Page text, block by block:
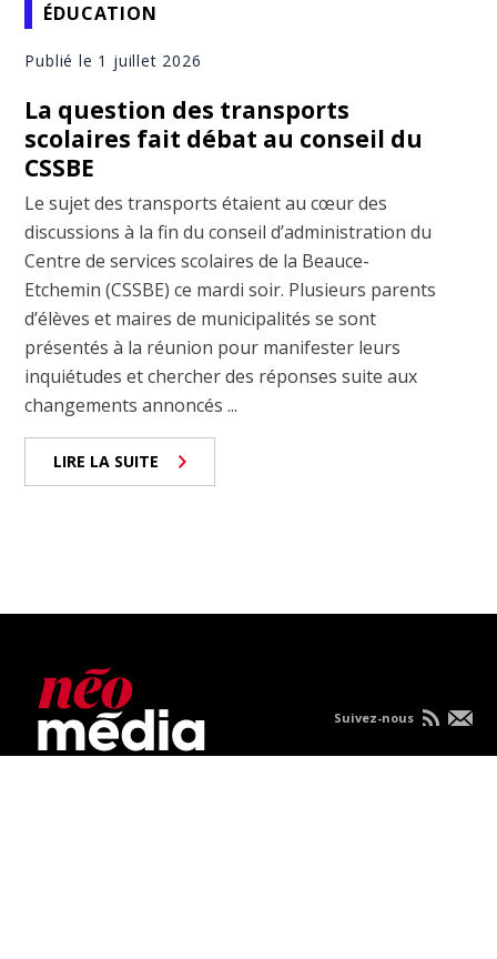
ÉDUCATION
Publié le 1 juillet 2026
La question des transports
scolaires fait débat au conseil du
CSSBE
Le sujet des transports étaient au cœur des
discussions à la fin du conseil d’administration du
Centre de services scolaires de la Beauce-
Etchemin (CSSBE) ce mardi soir. Plusieurs parents
d’élèves et maires de municipalités se sont
présentés à la réunion pour manifester leurs
inquiétudes et chercher des réponses suite aux
changements annoncés ...
LIRE LA SUITE
Suivez-nous